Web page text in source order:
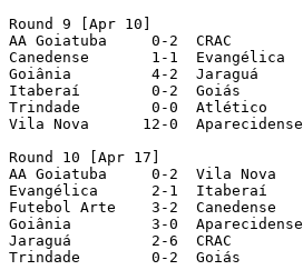
Round 9 [Apr 10]
AA Goiatuba     0-2  CRAC
Canedense       1-1  Evangélica
Goiânia         4-2  Jaraguá
Itaberaí        0-2  Goiás
Trindade        0-0  Atlético
Vila Nova      12-0  Aparecidense
Round 10 [Apr 17]
AA Goiatuba     0-2  Vila Nova
Evangélica      2-1  Itaberaí
Futebol Arte    3-2  Canedense
Goiânia         3-0  Aparecidense
Jaraguá         2-6  CRAC
Trindade        0-2  Goiás